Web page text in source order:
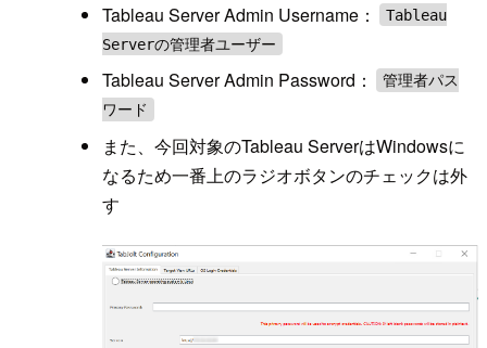
Tableau Server Admin Username：
Tableau
Serverの管理者ユーザー
Tableau Server Admin Password：
管理者パス
ワード
また、今回対象のTableau ServerはWindowsに
なるため一番上のラジオボタンのチェックは外
す